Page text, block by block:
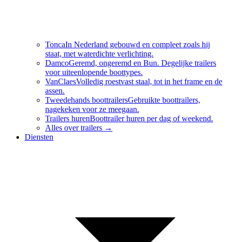
ToncaIn Nederland gebouwd en compleet zoals hij
staat, met waterdichte verlichting.
DamcoGeremd, ongeremd en Bun. Degelijke trailers
voor uiteenlopende boottypes.
VanClaesVolledig roestvast staal, tot in het frame en de
assen.
Tweedehands boottrailersGebruikte boottrailers,
nagekeken voor ze meegaan.
Trailers hurenBoottrailer huren per dag of weekend.
Alles overtrailers →
Diensten